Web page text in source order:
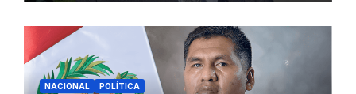
NACIONAL POLÍTICA